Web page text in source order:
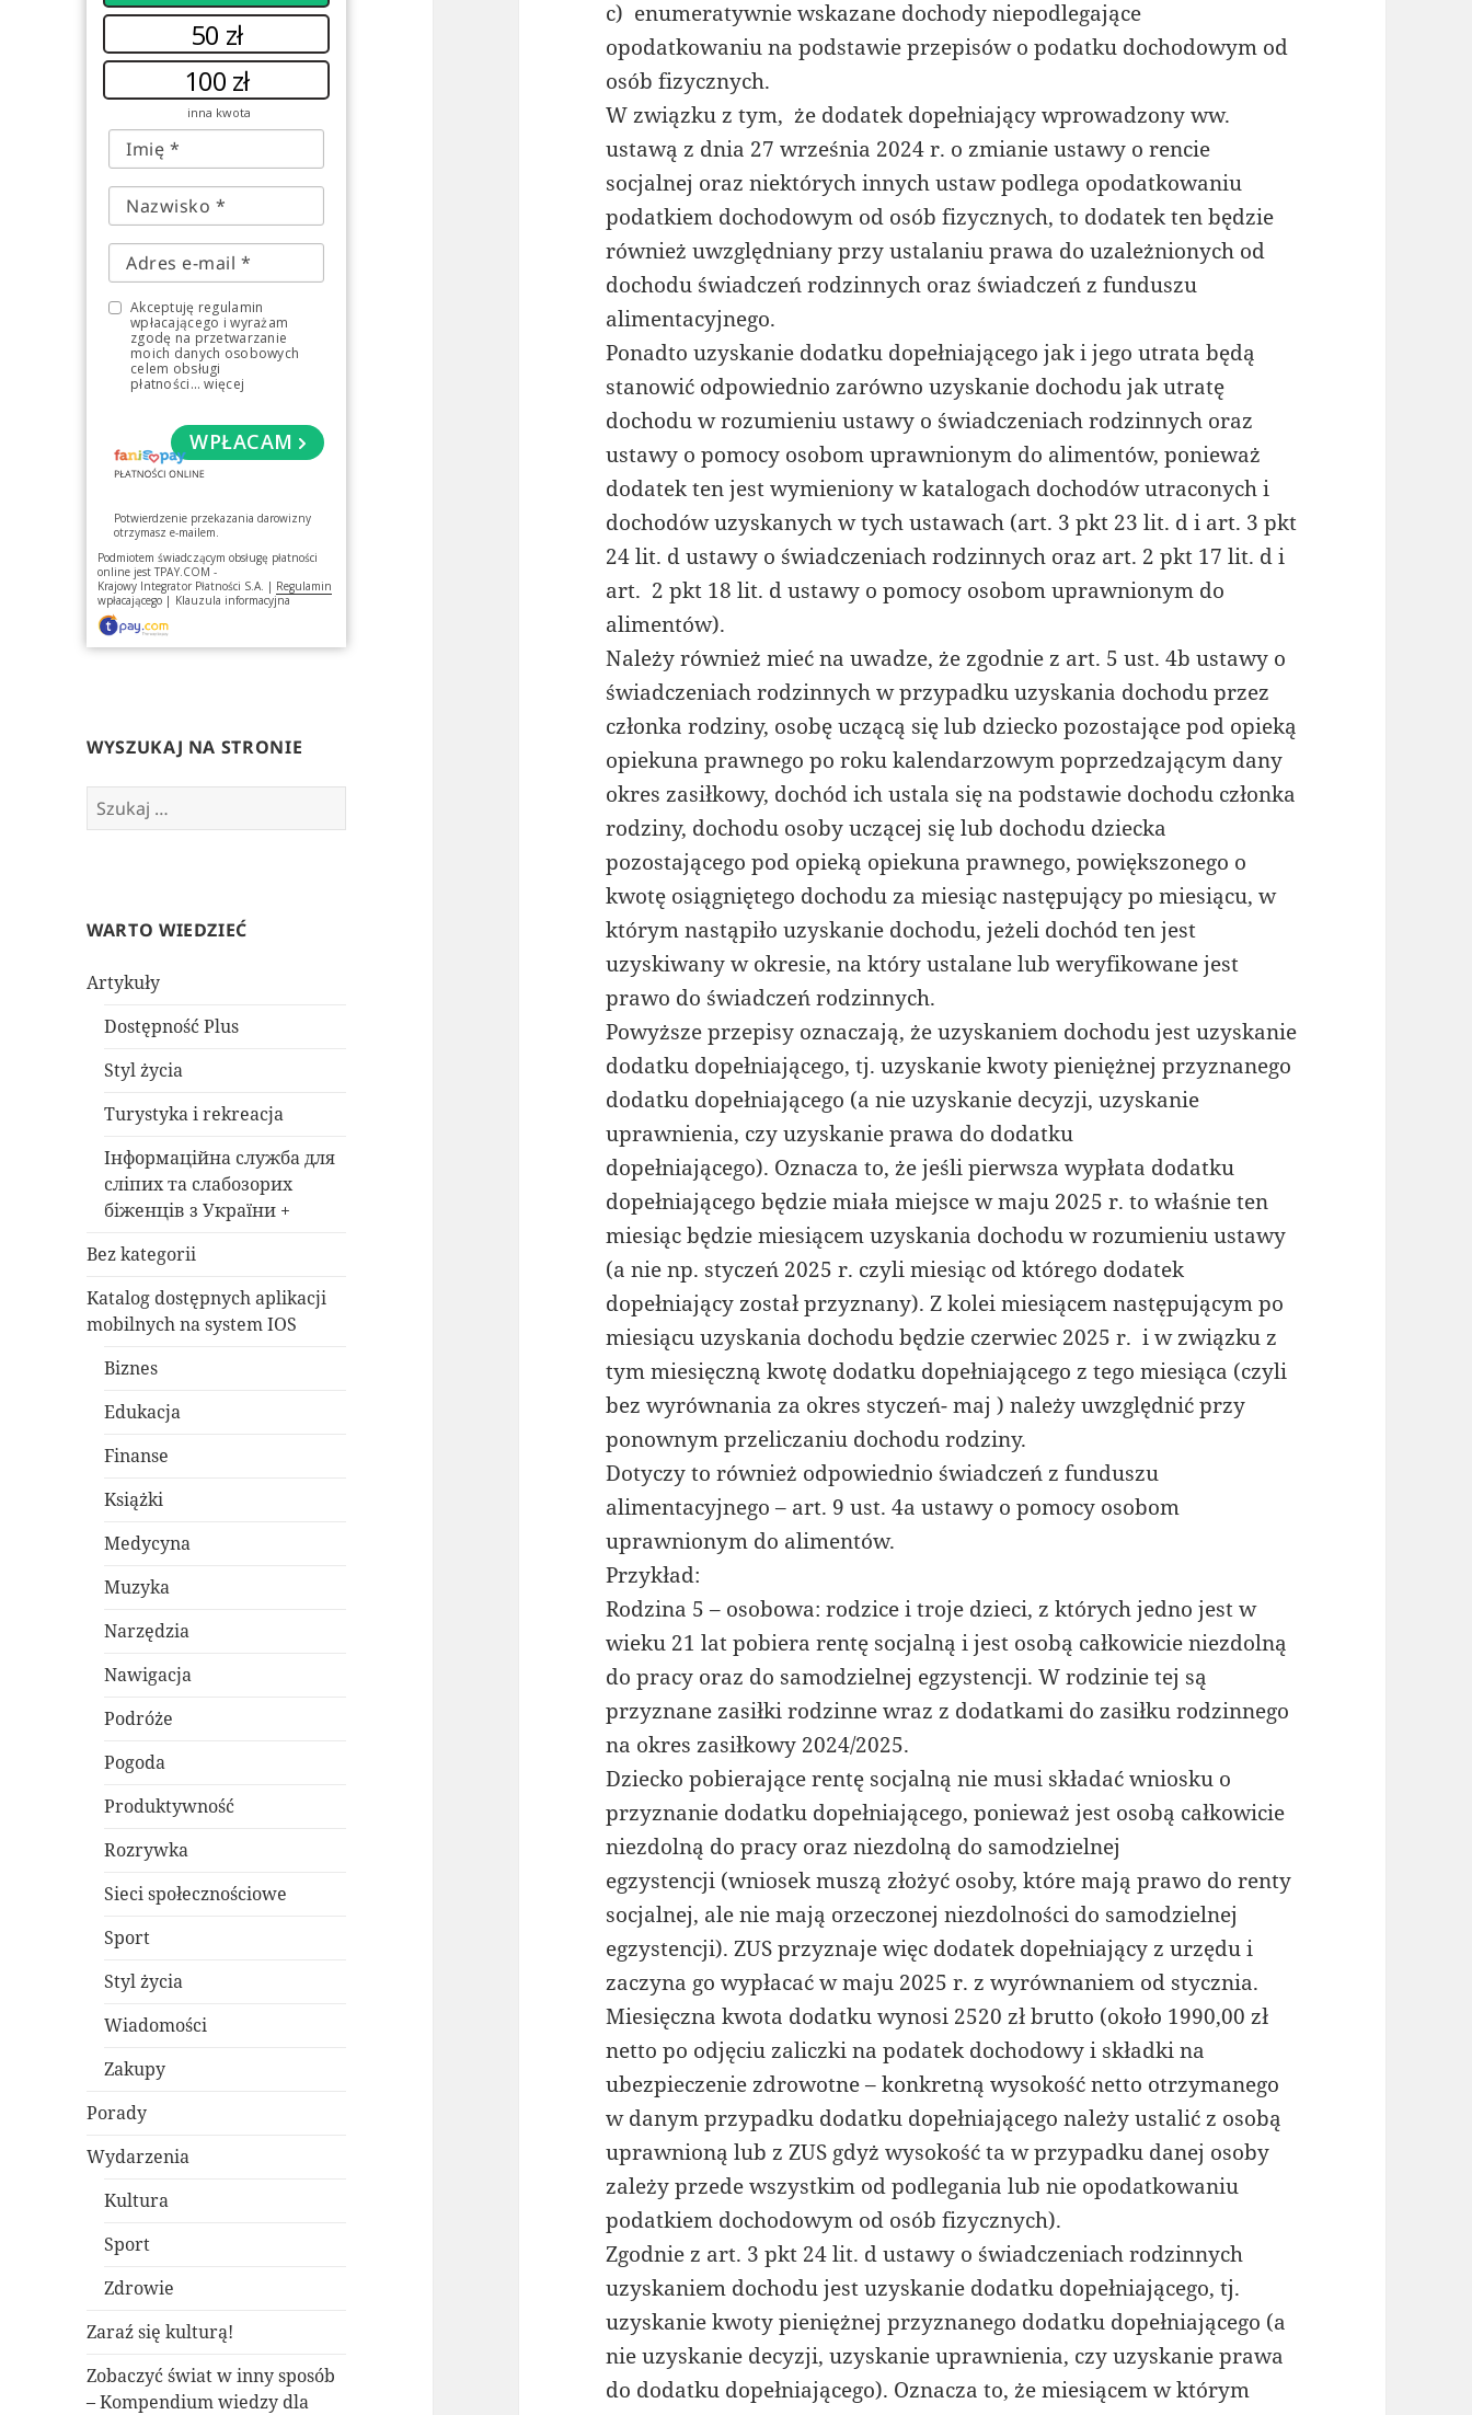
50 zł
100 zł
inna kwota
Akceptuję regulamin
wpłacającego i wyrażam
zgodę na przetwarzanie
moich danych osobowych
celem obsługi
płatności... więcej
WPŁACAM
Potwierdzenie przekazania darowizny
otrzymasz e-mailem.
Podmiotem świadczącym obsługę płatności
online jestTPAY.COM -
Krajowy Integrator Płatności S.A. | Regulamin
wpłacającego | Klauzula informacyjna
WYSZUKAJ NA STRONIE
Szukaj:
WARTO WIEDZIEĆ
Artykuły
Dostępność Plus
Styl życia
Turystyka i rekreacja
Інформаційна служба для
сліпих та слабозорих
біженців з України +
Bez kategorii
Katalog dostępnych aplikacji
mobilnych na system IOS
Biznes
Edukacja
Finanse
Książki
Medycyna
Muzyka
Narzędzia
Nawigacja
Podróże
Pogoda
Produktywność
Rozrywka
Sieci społecznościowe
Sport
Styl życia
Wiadomości
Zakupy
Porady
Wydarzenia
Kultura
Sport
Zdrowie
Zaraź się kulturą!
Zobaczyć świat w inny sposób
– Kompendium wiedzy dla
c) enumeratywnie wskazane dochody niepodlegające
opodatkowaniu na podstawie przepisów o podatku dochodowym od
osób fizycznych.
W związku z tym, że dodatek dopełniający wprowadzony ww.
ustawą z dnia 27 września 2024 r. o zmianie ustawy o rencie
socjalnej oraz niektórych innych ustaw podlega opodatkowaniu
podatkiem dochodowym od osób fizycznych, to dodatek ten będzie
również uwzględniany przy ustalaniu prawa do uzależnionych od
dochodu świadczeń rodzinnych oraz świadczeń z funduszu
alimentacyjnego.
Ponadto uzyskanie dodatku dopełniającego jak i jego utrata będą
stanowić odpowiednio zarówno uzyskanie dochodu jak utratę
dochodu w rozumieniu ustawy o świadczeniach rodzinnych oraz
ustawy o pomocy osobom uprawnionym do alimentów, ponieważ
dodatek ten jest wymieniony w katalogach dochodów utraconych i
dochodów uzyskanych w tych ustawach (art. 3 pkt 23 lit. d i art. 3 pkt
24 lit. d ustawy o świadczeniach rodzinnych oraz art. 2 pkt 17 lit. d i
art. 2 pkt 18 lit. d ustawy o pomocy osobom uprawnionym do
alimentów).
Należy również mieć na uwadze, że zgodnie z art. 5 ust. 4b ustawy o
świadczeniach rodzinnych w przypadku uzyskania dochodu przez
członka rodziny, osobę uczącą się lub dziecko pozostające pod opieką
opiekuna prawnego po roku kalendarzowym poprzedzającym dany
okres zasiłkowy, dochód ich ustala się na podstawie dochodu członka
rodziny, dochodu osoby uczącej się lub dochodu dziecka
pozostającego pod opieką opiekuna prawnego, powiększonego o
kwotę osiągniętego dochodu za miesiąc następujący po miesiącu, w
którym nastąpiło uzyskanie dochodu, jeżeli dochód ten jest
uzyskiwany w okresie, na który ustalane lub weryfikowane jest
prawo do świadczeń rodzinnych.
Powyższe przepisy oznaczają, że uzyskaniem dochodu jest uzyskanie
dodatku dopełniającego, tj. uzyskanie kwoty pieniężnej przyznanego
dodatku dopełniającego (a nie uzyskanie decyzji, uzyskanie
uprawnienia, czy uzyskanie prawa do dodatku
dopełniającego). Oznacza to, że jeśli pierwsza wypłata dodatku
dopełniającego będzie miała miejsce w maju 2025 r. to właśnie ten
miesiąc będzie miesiącem uzyskania dochodu w rozumieniu ustawy
(a nie np. styczeń 2025 r. czyli miesiąc od którego dodatek
dopełniający został przyznany). Z kolei miesiącem następującym po
miesiącu uzyskania dochodu będzie czerwiec 2025 r. i w związku z
tym miesięczną kwotę dodatku dopełniającego z tego miesiąca (czyli
bez wyrównania za okres styczeń- maj ) należy uwzględnić przy
ponownym przeliczaniu dochodu rodziny.
Dotyczy to również odpowiednio świadczeń z funduszu
alimentacyjnego – art. 9 ust. 4a ustawy o pomocy osobom
uprawnionym do alimentów.
Przykład:
Rodzina 5 – osobowa: rodzice i troje dzieci, z których jedno jest w
wieku 21 lat pobiera rentę socjalną i jest osobą całkowicie niezdolną
do pracy oraz do samodzielnej egzystencji. W rodzinie tej są
przyznane zasiłki rodzinne wraz z dodatkami do zasiłku rodzinnego
na okres zasiłkowy 2024/2025.
Dziecko pobierające rentę socjalną nie musi składać wniosku o
przyznanie dodatku dopełniającego, ponieważ jest osobą całkowicie
niezdolną do pracy oraz niezdolną do samodzielnej
egzystencji (wniosek muszą złożyć osoby, które mają prawo do renty
socjalnej, ale nie mają orzeczonej niezdolności do samodzielnej
egzystencji). ZUS przyznaje więc dodatek dopełniający z urzędu i
zaczyna go wypłacać w maju 2025 r. z wyrównaniem od stycznia.
Miesięczna kwota dodatku wynosi 2520 zł brutto (około 1990,00 zł
netto po odjęciu zaliczki na podatek dochodowy i składki na
ubezpieczenie zdrowotne – konkretną wysokość netto otrzymanego
w danym przypadku dodatku dopełniającego należy ustalić z osobą
uprawnioną lub z ZUS gdyż wysokość ta w przypadku danej osoby
zależy przede wszystkim od podlegania lub nie opodatkowaniu
podatkiem dochodowym od osób fizycznych).
Zgodnie z art. 3 pkt 24 lit. d ustawy o świadczeniach rodzinnych
uzyskaniem dochodu jest uzyskanie dodatku dopełniającego, tj.
uzyskanie kwoty pieniężnej przyznanego dodatku dopełniającego (a
nie uzyskanie decyzji, uzyskanie uprawnienia, czy uzyskanie prawa
do dodatku dopełniającego). Oznacza to, że miesiącem w którym